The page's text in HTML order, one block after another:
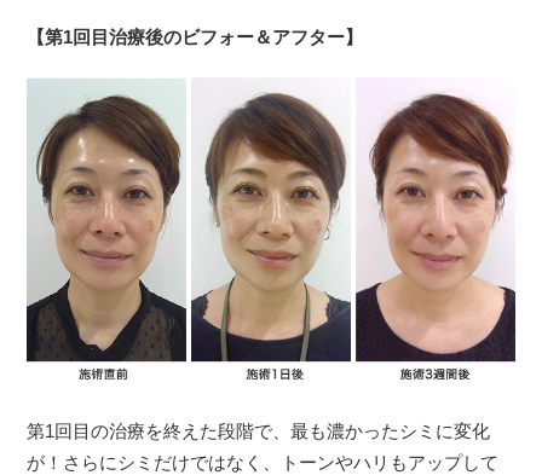
【第1回目治療後のビフォー＆アフター】
第1回目の治療を終えた段階で、最も濃かったシミに変化
が！さらにシミだけではなく、トーンやハリもアップして